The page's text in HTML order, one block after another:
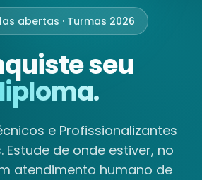
abertas · Turmas 2026
seu
e Profissionalizantes
Estude de onde estiver, no
atendimento humano de